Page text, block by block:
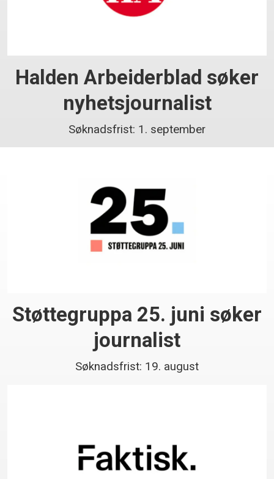
Halden Arbeiderblad søker
nyhetsjournalist
Søknadsfrist: 1. september
Støttegruppa 25. juni søker
journalist
Søknadsfrist: 19. august